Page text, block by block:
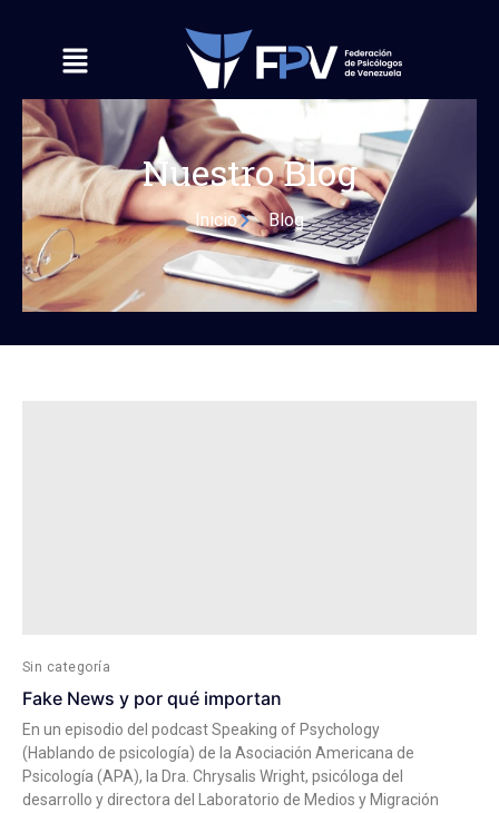
Nuestro Blog
Inicio Blog
Sin categoría
Fake News y por qué importan
En un episodio del podcast Speaking of Psychology
(Hablando de psicología) de la Asociación Americana de
Psicología (APA), la Dra. Chrysalis Wright, psicóloga del
desarrollo y directora del Laboratorio de Medios y Migración